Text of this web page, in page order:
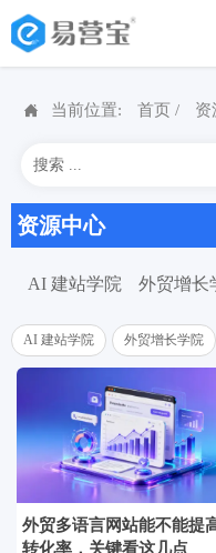
 当前位置: 首页 / 资
资源中心
AI 建站学院 外贸增长
AI 建站学院 外贸增长学院
外贸多语言网站能不能提
转化率，关键看这几点